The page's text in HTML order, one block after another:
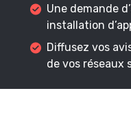
Une demande
installation
Diffusez vos
de vos réseaux